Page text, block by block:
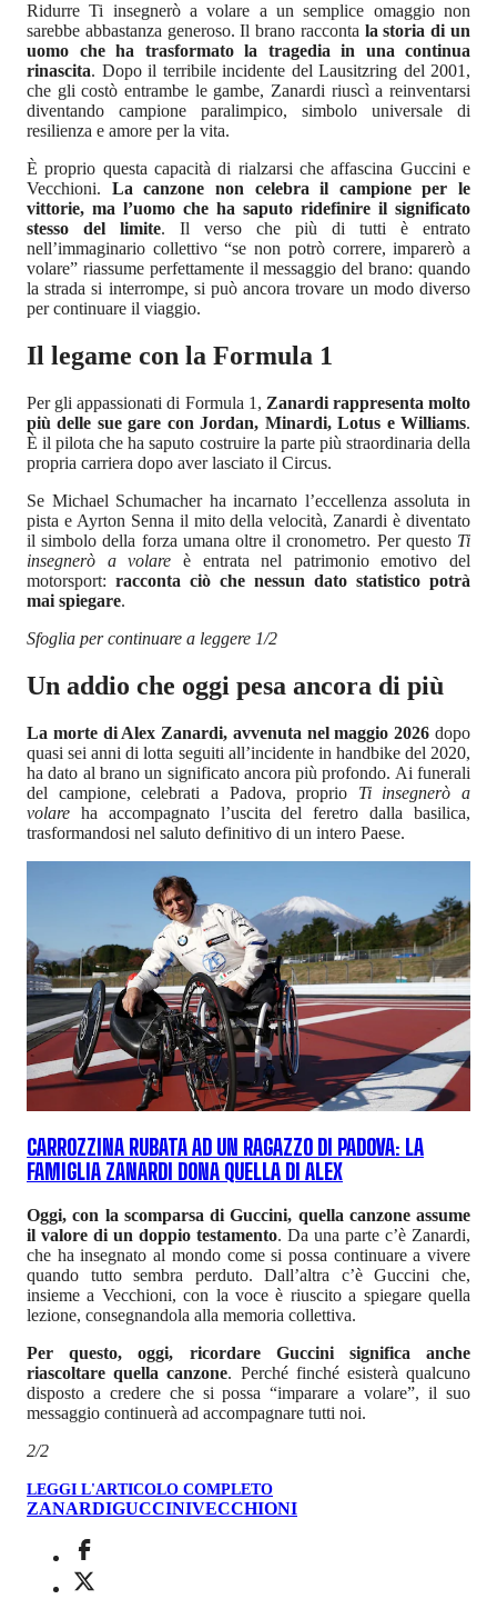
Ridurre Ti insegnerò a volare a un semplice omaggio non
sarebbe abbastanza generoso. Il brano racconta la storia di un
uomo che ha trasformato la tragedia in una continua
rinascita. Dopo il terribile incidente del Lausitzring del 2001,
che gli costò entrambe le gambe, Zanardi riuscì a reinventarsi
diventando campione paralimpico, simbolo universale di
resilienza e amore per la vita.
È proprio questa capacità di rialzarsi che affascina Guccini e
Vecchioni. La canzone non celebra il campione per le
vittorie, ma l’uomo che ha saputo ridefinire il significato
stesso del limite. Il verso che più di tutti è entrato
nell’immaginario collettivo “se non potrò correre, imparerò a
volare” riassume perfettamente il messaggio del brano: quando
la strada si interrompe, si può ancora trovare un modo diverso
per continuare il viaggio.
Il legame con la Formula 1
Per gli appassionati di Formula 1, Zanardi rappresenta molto
più delle sue gare con Jordan, Minardi, Lotus e Williams.
È il pilota che ha saputo costruire la parte più straordinaria della
propria carriera dopo aver lasciato il Circus.
Se Michael Schumacher ha incarnato l’eccellenza assoluta in
pista e Ayrton Senna il mito della velocità, Zanardi è diventato
il simbolo della forza umana oltre il cronometro. Per questo Ti
insegnerò a volare è entrata nel patrimonio emotivo del
motorsport: racconta ciò che nessun dato statistico potrà
mai spiegare.
Sfoglia per continuare a leggere 1/2
Un addio che oggi pesa ancora di più
La morte di Alex Zanardi, avvenuta nel maggio 2026 dopo
quasi sei anni di lotta seguiti all’incidente in handbike del 2020,
ha dato al brano un significato ancora più profondo. Ai funerali
del campione, celebrati a Padova, proprio Ti insegnerò a
volare ha accompagnato l’uscita del feretro dalla basilica,
trasformandosi nel saluto definitivo di un intero Paese.
CARROZZINA RUBATA AD UN RAGAZZO DI PADOVA: LA
FAMIGLIA ZANARDI DONA QUELLA DI ALEX
Oggi, con la scomparsa di Guccini, quella canzone assume
il valore di un doppio testamento. Da una parte c’è Zanardi,
che ha insegnato al mondo come si possa continuare a vivere
quando tutto sembra perduto. Dall’altra c’è Guccini che,
insieme a Vecchioni, con la voce è riuscito a spiegare quella
lezione, consegnandola alla memoria collettiva.
Per questo, oggi, ricordare Guccini significa anche
riascoltare quella canzone. Perché finché esisterà qualcuno
disposto a credere che si possa “imparare a volare”, il suo
messaggio continuerà ad accompagnare tutti noi.
2/2
LEGGI L'ARTICOLO COMPLETO
ZANARDIGUCCINIVECCHIONI